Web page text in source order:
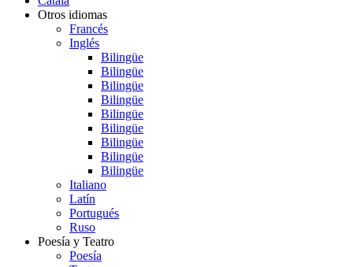
Otros idiomas
Francés
Inglés
Bilingüe
Bilingüe
Bilingüe
Bilingüe
Bilingüe
Bilingüe
Bilingüe
Bilingüe
Bilingüe
Italiano
Latín
Portugués
Ruso
Poesía y Teatro
Poesía